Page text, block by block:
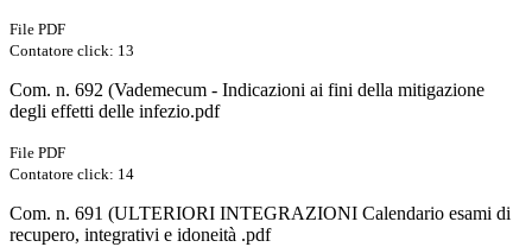
File PDF
Contatore click: 13
Com. n. 692 (Vademecum - Indicazioni ai fini della mitigazione
degli effetti delle infezio.pdf
File PDF
Contatore click: 14
Com. n. 691 (ULTERIORI INTEGRAZIONI Calendario esami di
recupero, integrativi e idoneità .pdf